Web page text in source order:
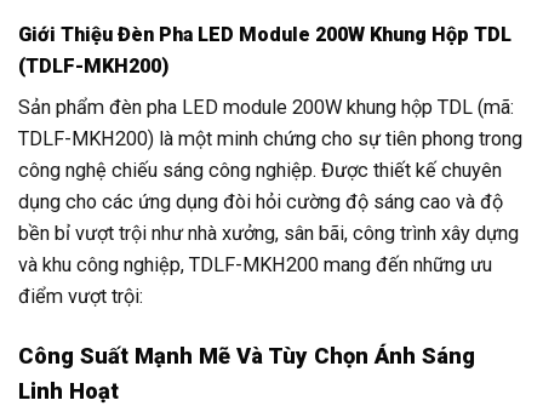
Giới Thiệu Đèn Pha LED Module 200W Khung Hộp TDL
(TDLF-MKH200)
Sản phẩm đèn pha LED module 200W khung hộp TDL (mã:
TDLF-MKH200) là một minh chứng cho sự tiên phong trong
công nghệ chiếu sáng công nghiệp. Được thiết kế chuyên
dụng cho các ứng dụng đòi hỏi cường độ sáng cao và độ
bền bỉ vượt trội như nhà xưởng, sân bãi, công trình xây dựng
và khu công nghiệp, TDLF-MKH200 mang đến những ưu
điểm vượt trội:
Công Suất Mạnh Mẽ Và Tùy Chọn Ánh Sáng
Linh Hoạt